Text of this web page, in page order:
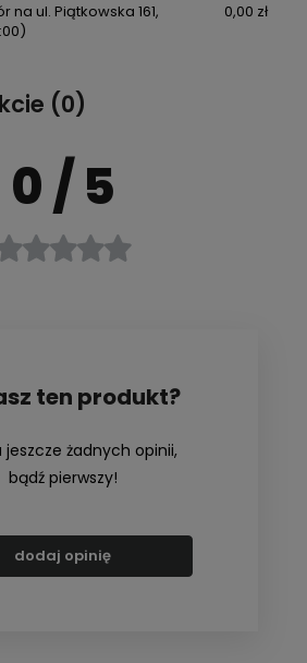
na ul. Piątkowska 161,
0,00 zł
(0)
0/ 5
ten produkt?
jeszcze żadnych opinii,
bądź pierwszy!
dodaj opinię